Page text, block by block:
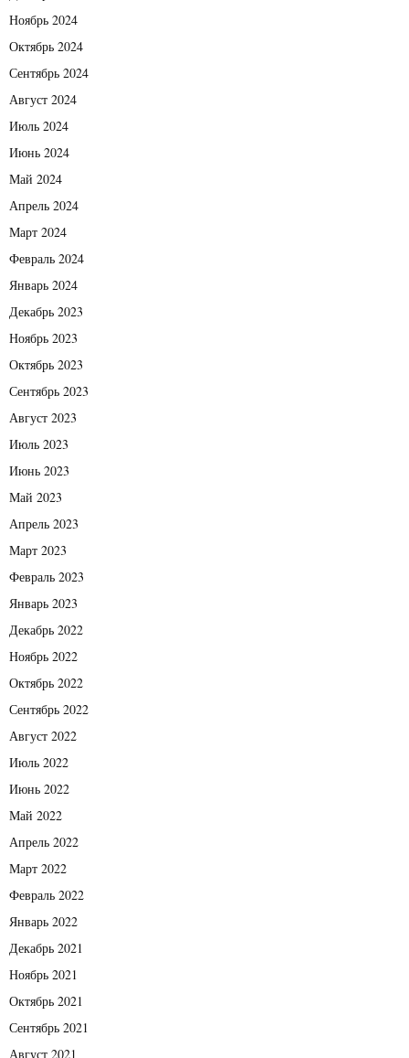
Ноябрь 2024
Октябрь 2024
Сентябрь 2024
Август 2024
Июль 2024
Июнь 2024
Май 2024
Апрель 2024
Март 2024
Февраль 2024
Январь 2024
Декабрь 2023
Ноябрь 2023
Октябрь 2023
Сентябрь 2023
Август 2023
Июль 2023
Июнь 2023
Май 2023
Апрель 2023
Март 2023
Февраль 2023
Январь 2023
Декабрь 2022
Ноябрь 2022
Октябрь 2022
Сентябрь 2022
Август 2022
Июль 2022
Июнь 2022
Май 2022
Апрель 2022
Март 2022
Февраль 2022
Январь 2022
Декабрь 2021
Ноябрь 2021
Октябрь 2021
Сентябрь 2021
Август 2021